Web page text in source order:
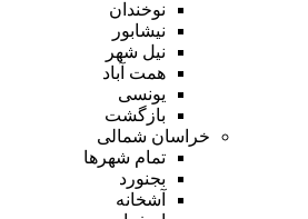
نوخندان
نیشابور
نیل شهر
همت آباد
یونسی
بازگشت
خراسان شمالی
تمام شهر‌ها
بجنورد
آشخانه